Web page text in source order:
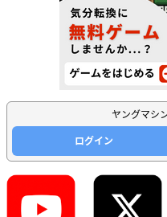
ヤングマシ
ログイン